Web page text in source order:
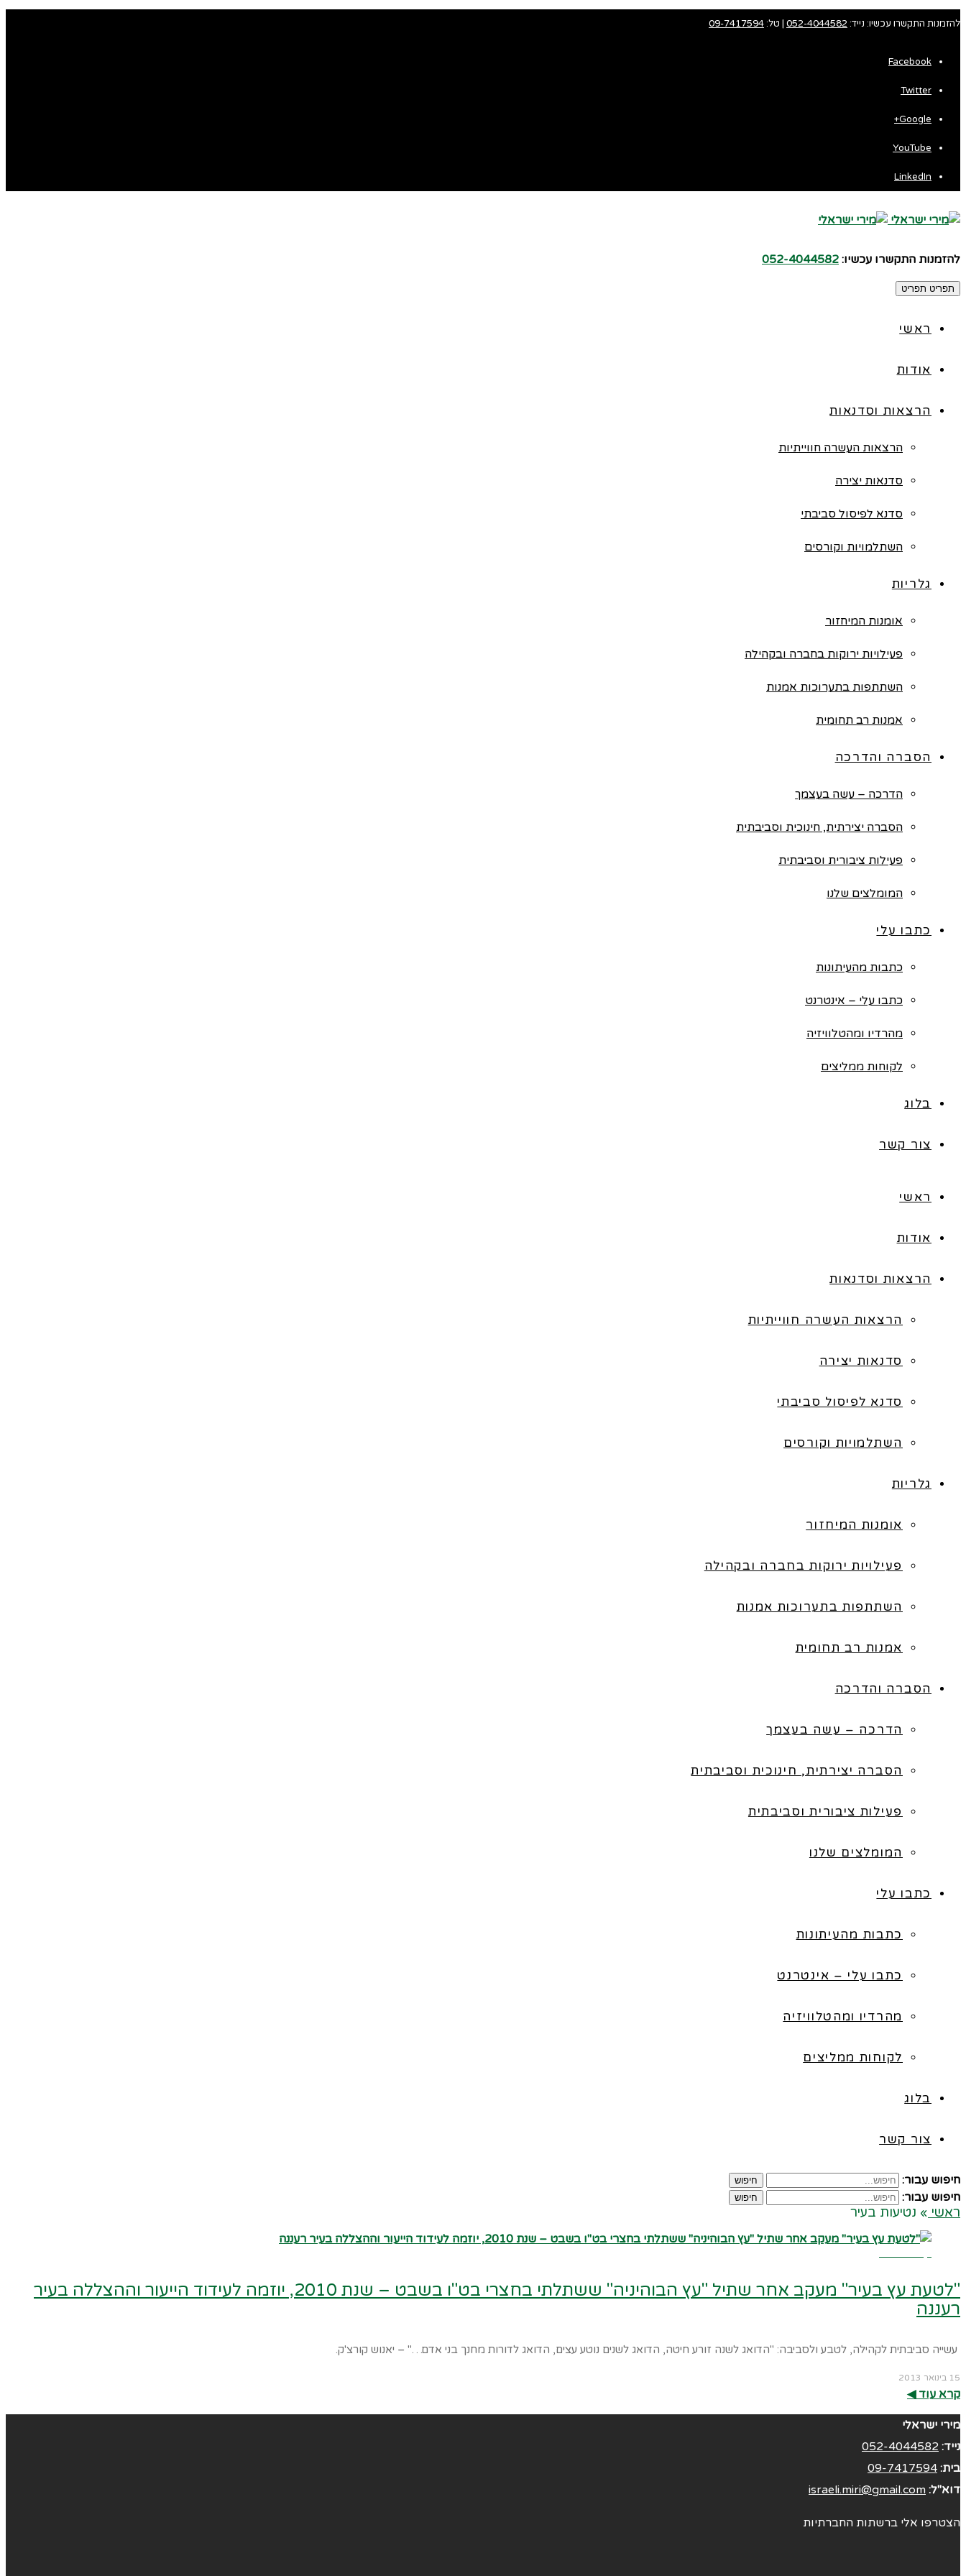
להזמנות התקשרו עכשיו: נייד: 052-4044582 | טל:09-7417594
Facebook
Twitter
Google+
YouTube
LinkedIn
להזמנות התקשרו עכשיו: 052-4044582
תפריט תפריט
ראשי
אודות
הרצאות וסדנאות
הרצאות העשרה חווייתיות
סדנאות יצירה
סדנא לפיסול סביבתי
השתלמויות וקורסים
גלריות
אומנות המיחזור
פעילויות ירוקות בחברה ובקהילה
השתתפות בתערוכות אמנות
אמנות רב תחומית
הסברה והדרכה
הדרכה – עשה בעצמך
הסברה יצירתית, חינוכית וסביבתית
פעילות ציבורית וסביבתית
המומלצים שלנו
כתבו עלי
כתבות מהעיתונות
כתבו עלי – אינטרנט
מהרדיו ומהטלוויזיה
לקוחות ממליצים
בלוג
צור קשר
ראשי
אודות
הרצאות וסדנאות
הרצאות העשרה חווייתיות
סדנאות יצירה
סדנא לפיסול סביבתי
השתלמויות וקורסים
גלריות
אומנות המיחזור
פעילויות ירוקות בחברה ובקהילה
השתתפות בתערוכות אמנות
אמנות רב תחומית
הסברה והדרכה
הדרכה – עשה בעצמך
הסברה יצירתית, חינוכית וסביבתית
פעילות ציבורית וסביבתית
המומלצים שלנו
כתבו עלי
כתבות מהעיתונות
כתבו עלי – אינטרנט
מהרדיו ומהטלוויזיה
לקוחות ממליצים
בלוג
צור קשר
חיפוש עבור: חיפוש
חיפוש עבור: חיפוש
ראשי » נטיעות בעיר
"לטעת עץ בעיר" מעקב אחר שתיל "עץ הבוהיניה" ששתלתי בחצרי בט"ו בשבט – שנת 2010, יוזמה לעידוד הייעור וההצללה בעיר
רעננה
עשייה סביבתית לקהילה, לטבע ולסביבה: "הדואג לשנה זורע חיטה, הדואג לשנים נוטע עצים, הדואג לדורות מחנך בני אדם…" – יאנוש קורצ'ק.
15 בינואר 2013
קרא עוד ◀︎
מירי ישראלי
נייד: 052-4044582
בית: 09-7417594
דוא"ל: israeli.miri@gmail.com
הצטרפו אלי ברשתות החברתיות